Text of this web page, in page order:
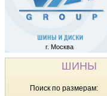
г. Москва
ШИНЫ
Поиск по размерам: